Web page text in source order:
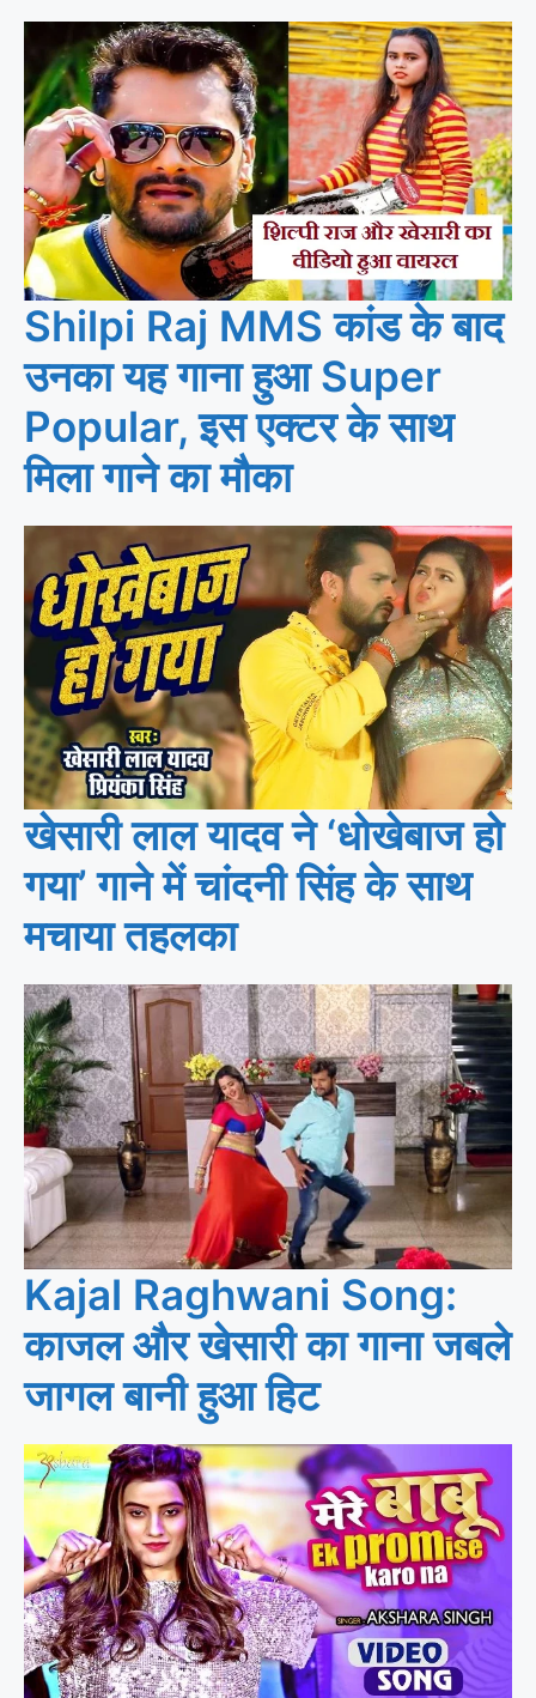
Shilpi Raj MMS कांड के बाद
उनका यह गाना हुआ Super
Popular, इस एक्टर के साथ
मिला गाने का मौका
खेसारी लाल यादव ने ‘धोखेबाज हो
गया’ गाने में चांदनी सिंह के साथ
मचाया तहलका
Kajal Raghwani Song:
काजल और खेसारी का गाना जबले
जागल बानी हुआ हिट